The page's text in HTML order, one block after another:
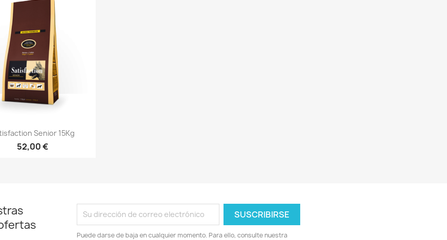
Vista rápida
Senior 15Kg
52,00 €
Puede darse de baja en cualquier momento. Para ello, consulte nuestra